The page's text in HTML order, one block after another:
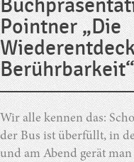
Pointner „Die
Berührbarkeit“
Wir alle kennen das:
der Bus ist überfüllt, in
und am Abend gerät